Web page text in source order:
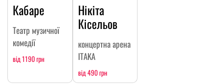
Кабаре
Театр музичної
комедії
від 1190 грн
Нікіта
Кісельов
концертна арена
ITAKA
від 490 грн